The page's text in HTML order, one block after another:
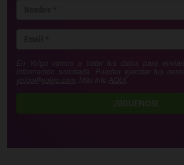
En Yoigo vamos a tratar tus datos para
información solicitada. Puedes ejercitar tus
yoigo@yoigo.com . Más Info AQUÍ
¡SÍGUENOS!